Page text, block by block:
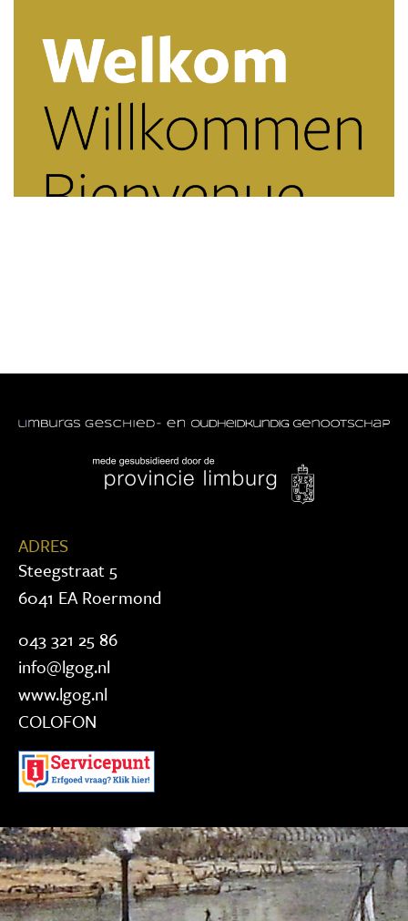
ADRES
Steegstraat 5
6041 EA Roermond
043 321 25 86
info@lgog.nl
www.lgog.nl
COLOFON